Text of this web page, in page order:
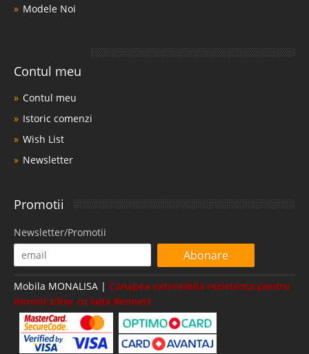
Modele Noi
Contul meu
Contul meu
Istoric comenzi
Wish List
Newsletter
Promotii
Newsletter/Promotii
Abonare
Mobila MONALISA | Canapea extensibila rezistenta pentru
dormit zilnic cu lada Bennett